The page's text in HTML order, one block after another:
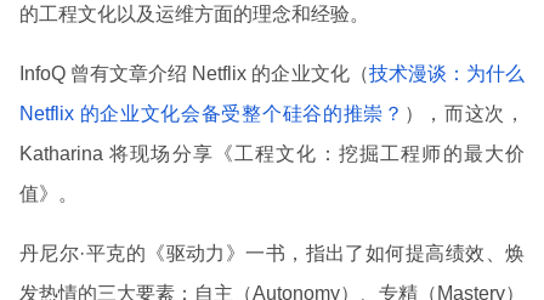
的工程文化以及运维方面的理念和经验。
InfoQ 曾有文章介绍 Netflix 的企业文化（技术漫谈：为什么
Netflix 的企业文化会备受整个硅谷的推崇？ ），而这次，
Katharina 将现场分享《工程文化：挖掘工程师的最大价
值》。
丹尼尔·平克的《驱动力》一书，指出了如何提高绩效、焕
发热情的三大要素：自主（Autonomy）、专精（Mastery）